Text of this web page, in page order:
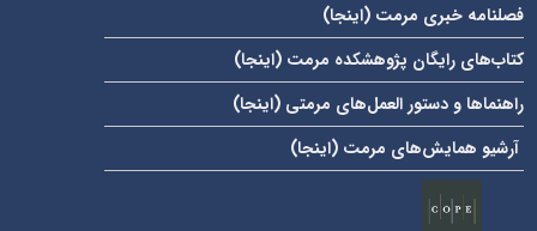
فصلنامه خبری مرمت ( اینجا)
کتاب‌های رایگان پژوهشکده مرمت ( اینجا)
راهنماها و دستور العمل‌های مرمتی ( اینجا)
آرشیو همایش‌های مرمت ( اینجا)